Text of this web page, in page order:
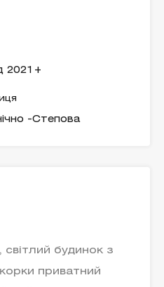
2021+
-Степова
будинок з
приватний